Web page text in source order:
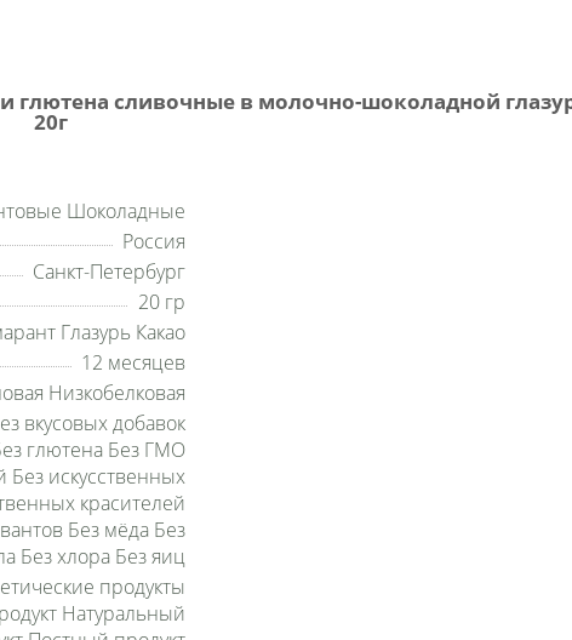
глютена сливочные в молочно-шоколадной
20г
Шоколадные
Россия
Санкт-Петербург
20 гр
Глазурь Какао
12 месяцев
Низкобелковая
вкусовых добавок
глютена Без ГМО
Без искусственных
красителей
Без мёда Без
Без хлора Без яиц
продукты
Натуральный